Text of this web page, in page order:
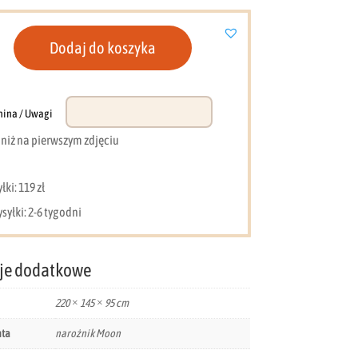
Dodaj do koszyka
/ Uwagi
na pierwszym zdjęciu
119 zł
2-6 tygodni
dodatkowe
220 × 145 × 95 cm
narożnik Moon